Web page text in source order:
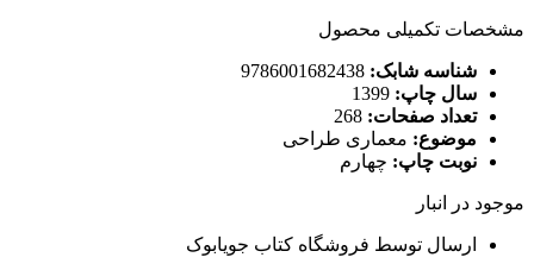
مشخصات تکمیلی محصول
شناسه شابک:
سال چاپ:
تعداد صفحات:
موضوع: معماری طراحی
نوبت چاپ: چهارم
موجود در انبار
ارسال توسط فروشگاه کتاب جویابوک